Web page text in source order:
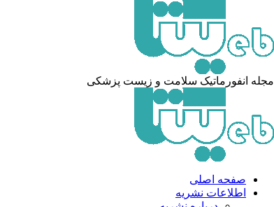
مجله انفورماتیک سلامت و زیست پزشکی
صفحه اصلی
اطلاعات نشریه